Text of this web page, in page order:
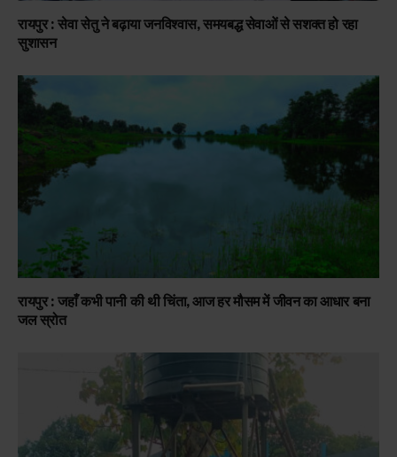
रायपुर : सेवा सेतु ने बढ़ाया जनविश्वास, समयबद्ध सेवाओं से सशक्त हो रहा
सुशासन
रायपुर : जहाँ कभी पानी की थी चिंता, आज हर मौसम में जीवन का आधार बना
जल स्रोत